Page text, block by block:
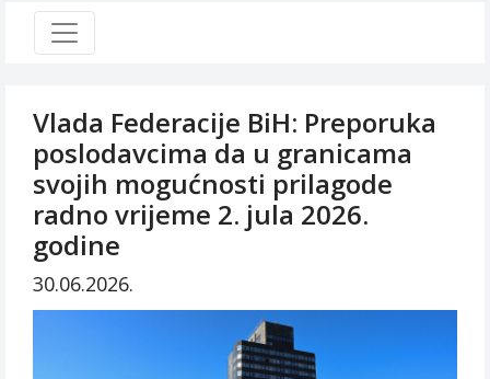
Vlada Federacije BiH: Preporuka
poslodavcima da u granicama
svojih mogućnosti prilagode
radno vrijeme 2. jula 2026.
godine
30.06.2026.